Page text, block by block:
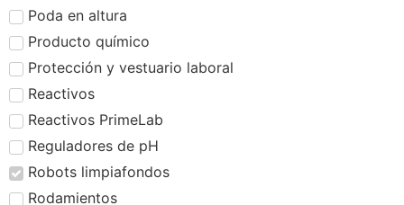
Poda en altura
Producto químico
Protección y vestuario laboral
Reactivos
Reactivos PrimeLab
Reguladores de pH
Robots limpiafondos
Rodamientos